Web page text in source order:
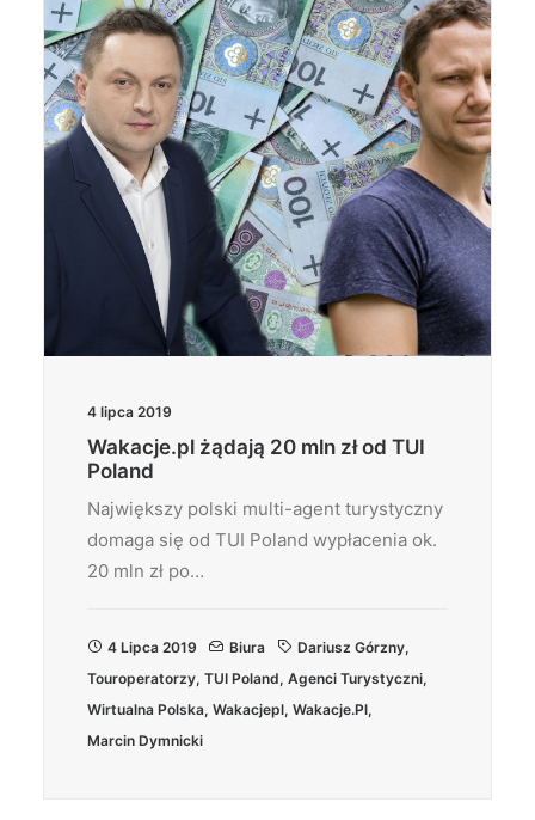
4 lipca 2019
Wakacje.pl żądają 20 mln zł od TUI
Poland
Największy polski multi-agent turystyczny
domaga się od TUI Poland wypłacenia ok.
20 mln zł po…
4 Lipca 2019 Biura Dariusz Górzny,
Touroperatorzy, TUI Poland, Agenci Turystyczni,
Wirtualna Polska, Wakacjepl, Wakacje.pl,
Marcin Dymnicki